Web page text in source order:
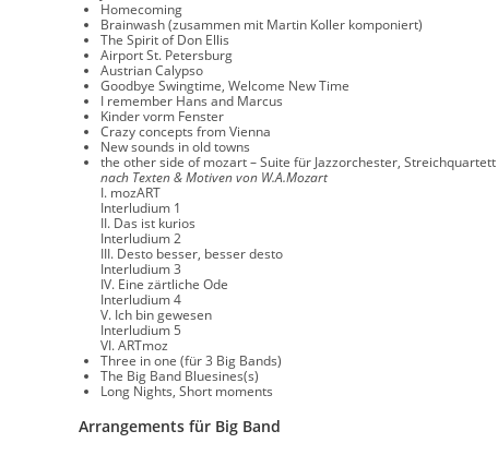
Homecoming
Brainwash (zusammen mit Martin Koller komponiert)
The Spirit of Don Ellis
Airport St. Petersburg
Austrian Calypso
Goodbye Swingtime, Welcome New Time
I remember Hans and Marcus
Kinder vorm Fenster
Crazy concepts from Vienna
New sounds in old towns
the other side of mozart – Suite für Jazzorchester,
nach Texten & Motiven von W.A.Mozart
I. mozART
Interludium 1
II. Das ist kurios
Interludium 2
III. Desto besser, besser desto
Interludium 3
IV. Eine zärtliche Ode
Interludium 4
V. Ich bin gewesen
Interludium 5
VI. ARTmoz
Three in one (für 3 Big Bands)
The Big Band Bluesines(s)
Long Nights, Short moments
Arrangements für Big Band